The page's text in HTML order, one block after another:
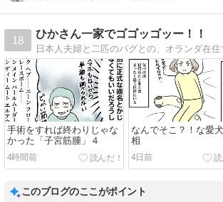
18
ひかさん一家でゴゴッゴッー！！
手術をすれば終わりじゃな
かった「子宮筋腫」４
4時間前
なんでそこ？！な愛
相
4日前
このブログのここがポイント